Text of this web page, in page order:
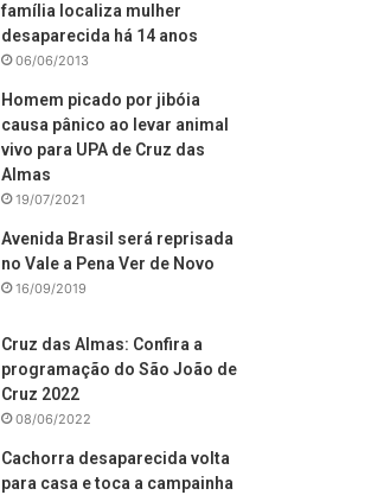
família localiza mulher
desaparecida há 14 anos
06/06/2013
Homem picado por jibóia
causa pânico ao levar animal
vivo para UPA de Cruz das
Almas
19/07/2021
Avenida Brasil será reprisada
no Vale a Pena Ver de Novo
16/09/2019
Cruz das Almas: Confira a
programação do São João de
Cruz 2022
08/06/2022
Cachorra desaparecida volta
para casa e toca a campainha